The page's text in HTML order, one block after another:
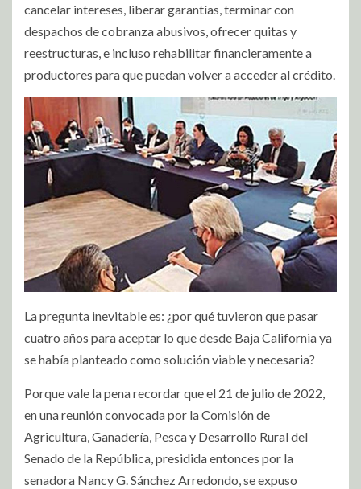
cancelar intereses, liberar garantías, terminar con
despachos de cobranza abusivos, ofrecer quitas y
reestructuras, e incluso rehabilitar financieramente a
productores para que puedan volver a acceder al crédito.
La pregunta inevitable es: ¿por qué tuvieron que pasar
cuatro años para aceptar lo que desde Baja California ya
se había planteado como solución viable y necesaria?
Porque vale la pena recordar que el 21 de julio de 2022,
en una reunión convocada por la Comisión de
Agricultura, Ganadería, Pesca y Desarrollo Rural del
Senado de la República, presidida entonces por la
senadora Nancy G. Sánchez Arredondo, se expuso